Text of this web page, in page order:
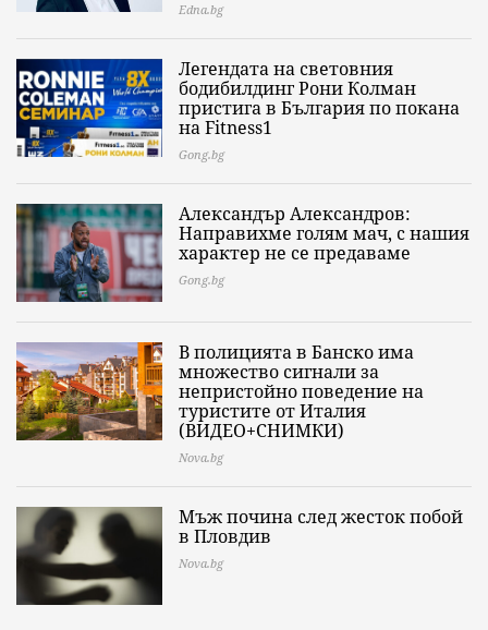
Edna.bg
Легендата на световния
бодибилдинг Рони Колман
пристига в България по покана
на Fitness1
Gong.bg
Александър Александров:
Направихме голям мач, с нашия
характер не се предаваме
Gong.bg
В полицията в Банско има
множество сигнали за
непристойно поведение на
туристите от Италия
(ВИДЕО+СНИМКИ)
Nova.bg
Мъж почина след жесток побой
в Пловдив
Nova.bg